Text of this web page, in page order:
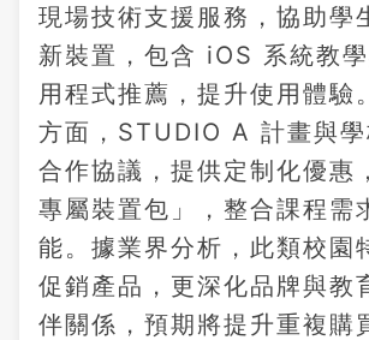
現場技術支援服務，協助學
新裝置，包含 iOS 系統教
用程式推薦，提升使用體驗
方面，STUDIO A 計畫與學
合作協議，提供定制化優惠
專屬裝置包」，整合課程需
能。據業界分析，此類校園
促銷產品，更深化品牌與教
伴關係，預期將提升重複購